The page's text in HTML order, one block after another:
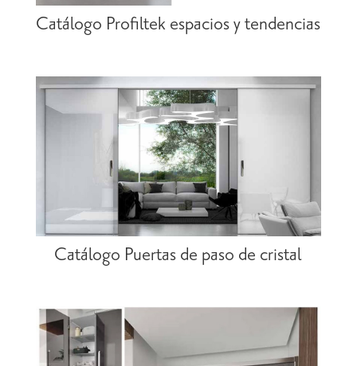
Catálogo Profiltek espacios y tendencias
Catálogo Puertas de paso de cristal